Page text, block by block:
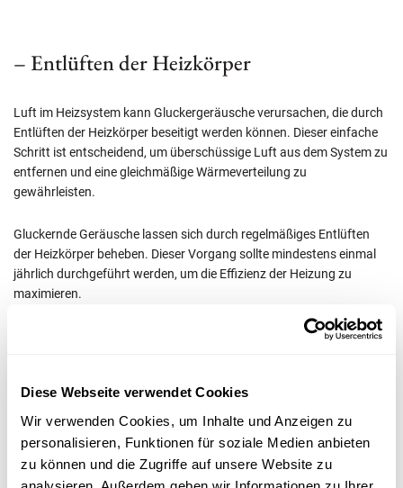
Diese Webseite verwendet Cookies
Wir verwenden Cookies, um Inhalte und Anzeigen zu
personalisieren, Funktionen für soziale Medien anbieten
zu können und die Zugriffe auf unsere Website zu
– Entlüften der Heizkörper
Luft im Heizsystem kann Gluckergeräusche verursachen, die durch
Entlüften der Heizkörper beseitigt werden können. Dieser einfache
Schritt ist entscheidend, um überschüssige Luft aus dem System zu
entfernen und eine gleichmäßige Wärmeverteilung zu
gewährleisten.
Gluckernde Geräusche lassen sich durch regelmäßiges Entlüften
der Heizkörper beheben. Dieser Vorgang sollte mindestens einmal
jährlich durchgeführt werden, um die Effizienz der Heizung zu
maximieren.
Ein zu niedriger Wasserdruck kann laute Geräusche in der Heizung
verursachen. Der Druck sollte regelmäßig am Manometer
kontrolliert werden und mindestens 1 bar betragen.